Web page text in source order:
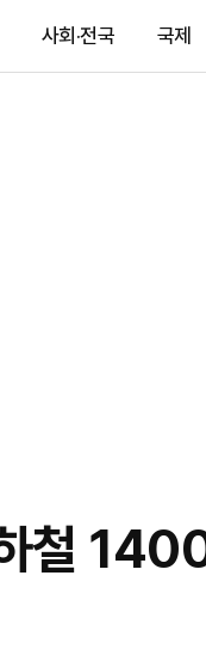
사회·전국 국제
철